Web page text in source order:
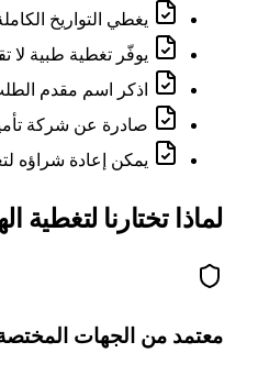
يغطي التواريخ الكاملة
يوفّر تغطية طبية لا تقل عن 30,000 يورو داخل
اذكر اسم مقدم الطلب
صادرة عن شركة تأمين
يمكن إعادة شراؤه لتغطية
تختارنا لتغطية
من الجهات المختصة